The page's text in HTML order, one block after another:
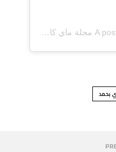
A post shared by My.Kali Magazine مجلة ماي كالي (@mykali_magazine)
بحمد